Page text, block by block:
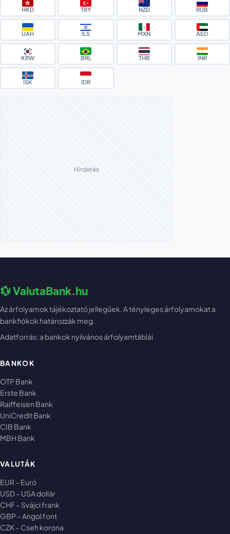
HKD TRY NZD RUB
UAH ILS MXN AED
KRW BRL THB INR
ISK IDR
Hirdetés
💱 ValutaBank.hu
Az árfolyamok tájékoztató jellegűek. A tényleges árfolyamokat a
bankfiókok határozzák meg.
Adatforrás: a bankok nyilvános árfolyamtáblái
BANKOK
OTP Bank
Erste Bank
Raiffeisen Bank
UniCredit Bank
CIB Bank
MBH Bank
VALUTÁK
EUR – Euró
USD – USA dollár
CHF – Svájci frank
GBP – Angol font
CZK – Cseh korona